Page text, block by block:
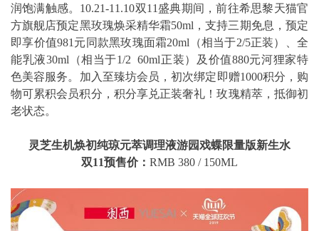
润饱满触感。10.21-11.10双11盛典期间，前往希思黎天猫官
方旗舰店预定黑玫瑰焕采精华霜50ml，支持三期免息，预定
即享价值981元同款黑玫瑰面霜20ml（相当于2/5正装）、全
能乳液30ml（相当于1/2 60ml正装）及价值880元河狸家特
色美容服务。加入至臻坊会员，初次绑定即赠1000积分，购
物可累积会员积分，积分享兑正装奢礼！玫瑰精萃，抵御初
老状态。
灵芝生机焕初纯琼元萃调理液游园戏蝶限量版新生水
双11预售价： RMB 380 / 150ML